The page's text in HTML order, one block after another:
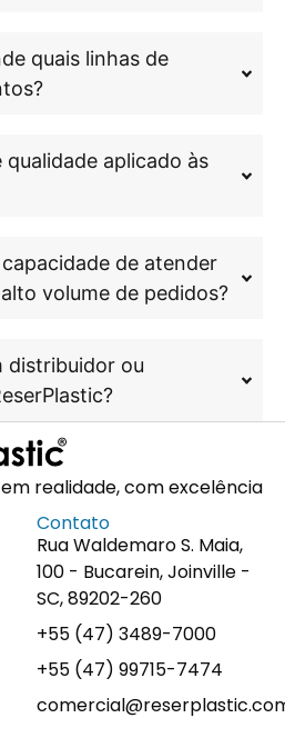
quais linhas de
aplicado às
de atender
volume de pedidos?
distribuidor ou
realidade, com excelência
Contato
Rua Waldemaro S. Maia,
100 - Bucarein, Joinville -
SC, 89202-260
+55 (47) 3489-7000
+55 (47) 99715-7474